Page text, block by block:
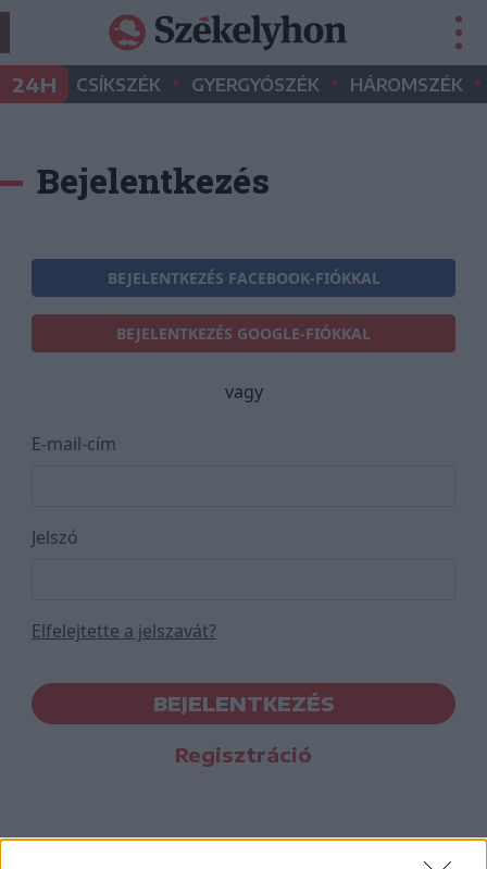
24H CSÍKSZÉK • GYERGYÓSZÉK • HÁROMSZÉK •
Bejelentkezés
BEJELENTKEZÉS FACEBOOK-FIÓKKAL
BEJELENTKEZÉS GOOGLE-FIÓKKAL
vagy
E-mail-cím
Jelszó
Elfelejtette a jelszavát?
BEJELENTKEZÉS
Regisztráció